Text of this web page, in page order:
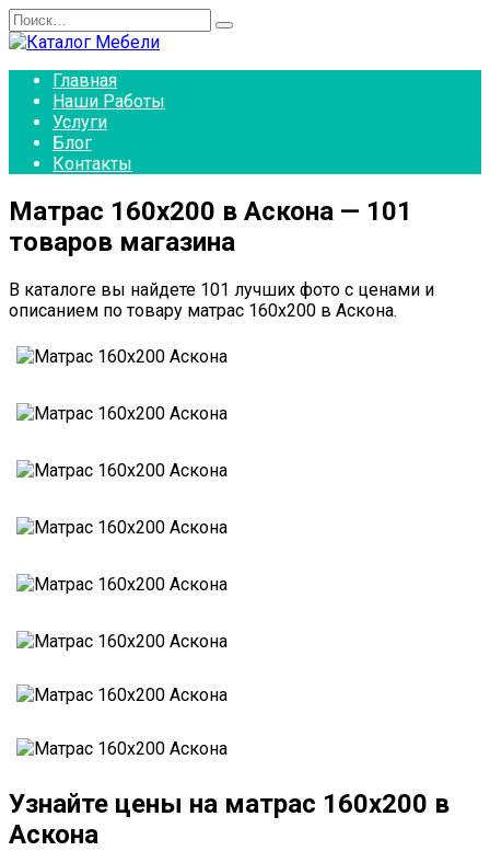
Перейти
к
Search
for:
Главная
Наши Работы
Услуги
Блог
Контакты
Матрас 160х200 в Аскона — 101
товаров магазина
В каталоге вы найдете 101 лучших фото с ценами и
описанием по товару матрас 160х200 в Аскона.
Узнайте цены на матрас 160х200 в
Аскона